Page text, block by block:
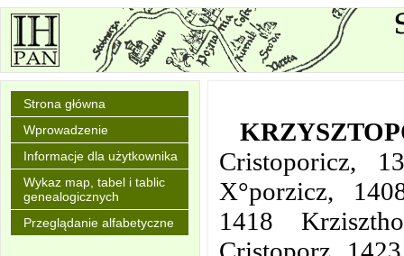
Strona główna
Wprowadzenie
Informacje dla użytkownika
Wykaz map, tabel i tablic
genealogicznych
Przeglądanie alfabetyczne
Cristoporicz,
X°porzicz,
1418